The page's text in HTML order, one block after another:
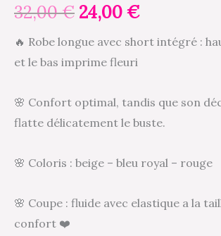
32,00€ 24,00€
🔥 Robe longue avec short intégré :
et le bas imprime fleuri
🌸 Confort optimal, tandis que son
flatte délicatement le buste.
🌸 Coloris : beige – bleu royal – rouge
🌸 Coupe : fluide avec elastique a la
confort ❤️